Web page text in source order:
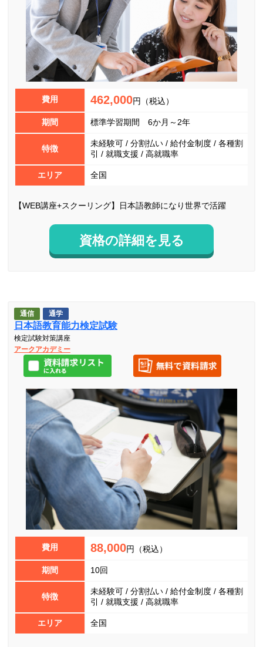
費用 462,000円（税込）
期間 標準学習期間 6か月～2年
特徴
未経験可 / 分割払い / 給付金制度 / 各種割
引 / 就職支援 / 高就職率
エリア 全国
【WEB講座+スクーリング】日本語教師になり世界で活躍
資格の詳細を見る
通信 通学
日本語教育能力検定試験
検定試験対策講座
アークアカデミー
費用 88,000円（税込）
期間 10回
特徴
未経験可 / 分割払い / 給付金制度 / 各種割
引 / 就職支援 / 高就職率
エリア 全国